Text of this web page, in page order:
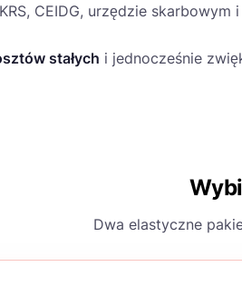
CEIDG, urzędzie
stałych i jednocześnie
Dwa elastyczne